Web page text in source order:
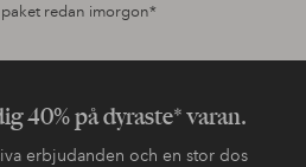
paket redan imorgon*
40% på dyraste* varan.
erbjudanden och en stor dos